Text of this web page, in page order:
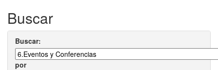
Buscar
Buscar:
por